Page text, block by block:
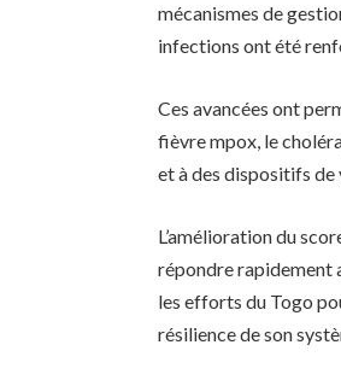
mécanismes de
infections ont été
Ces avancées ont
fièvre mpox, le
et à des dispositifs
L’amélioration du
répondre rapidement
les efforts du Togo
résilience de son